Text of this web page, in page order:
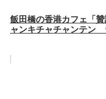
飯田橋の香港カフェ「
ャンキチャチャンテン